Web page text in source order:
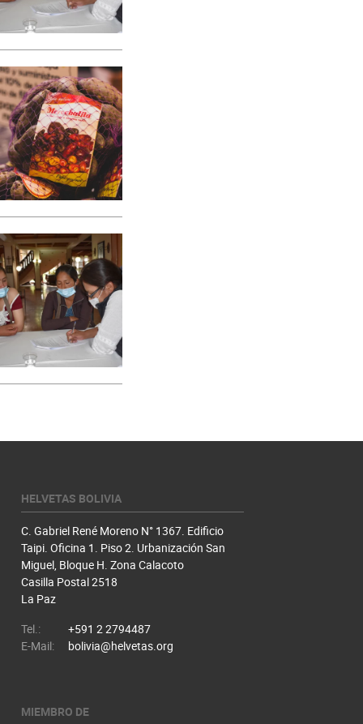
HELVETAS BOLIVIA
C. Gabriel René Moreno N° 1367. Edificio
Taipi. Oficina 1. Piso 2. Urbanización San
Miguel, Bloque H. Zona Calacoto
Casilla Postal 2518
La Paz
Tel.:
+591 2 2794487
E-Mail:
bolivia@helvetas.org
MIEMBRO DE